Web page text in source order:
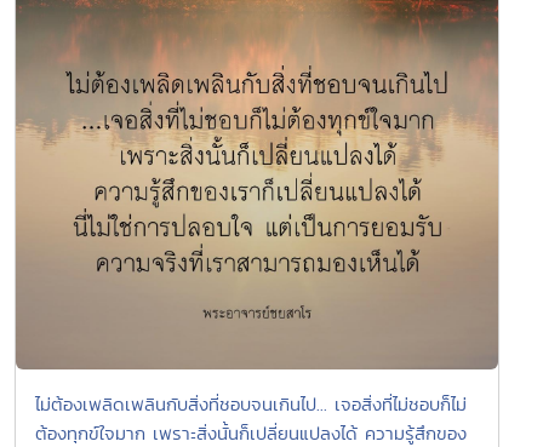
ไม่ต้องเพลิดเพลินกับสิ่งที่ชอบจนเกินไป... เจอสิ่งที่ไม่ชอบก็ไม่
ต้องทุกข์ใจมาก เพราะสิ่งนั้นก็เปลี่ยนแปลงได้ ความรู้สึกของ